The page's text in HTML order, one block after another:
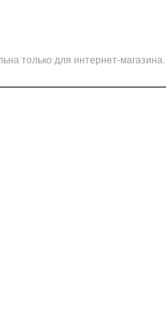
только для интернет-магазина.